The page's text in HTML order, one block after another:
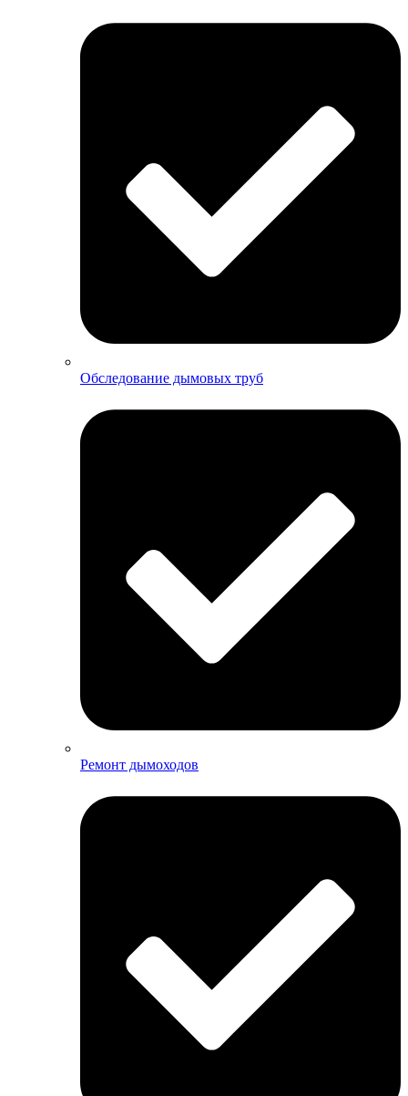
Обследование дымовых труб
Ремонт дымоходов